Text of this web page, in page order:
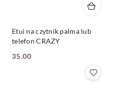
Etui na czytnik palma lub
telefon CRAZY
Cena:
35.00